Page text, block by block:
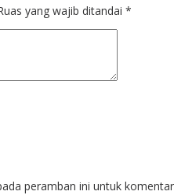
yang wajib ditandai *
peramban ini untuk